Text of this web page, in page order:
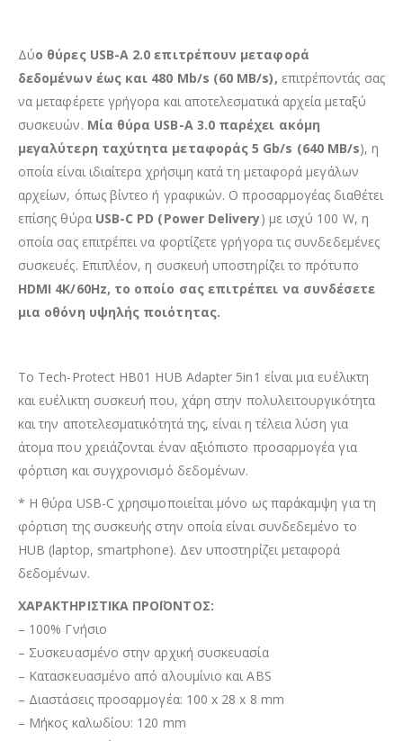
Δύο θύρες USB-A 2.0 επιτρέπουν μεταφορά
δεδομένων έως και 480 Mb/s (60 MB/s), επιτρέποντάς σας
να μεταφέρετε γρήγορα και αποτελεσματικά αρχεία μεταξύ
συσκευών. Μία θύρα USB-A 3.0 παρέχει ακόμη
μεγαλύτερη ταχύτητα μεταφοράς 5 Gb/s (640 MB/s), η
οποία είναι ιδιαίτερα χρήσιμη κατά τη μεταφορά μεγάλων
αρχείων, όπως βίντεο ή γραφικών. Ο προσαρμογέας διαθέτει
επίσης θύρα USB-C PD (Power Delivery) με ισχύ 100 W, η
οποία σας επιτρέπει να φορτίζετε γρήγορα τις συνδεδεμένες
συσκευές. Επιπλέον, η συσκευή υποστηρίζει το πρότυπο
HDMI 4K/60Hz, το οποίο σας επιτρέπει να συνδέσετε
μια οθόνη υψηλής ποιότητας.
Το Tech-Protect HB01 HUB Adapter 5in1 είναι μια ευέλικτη
και ευέλικτη συσκευή που, χάρη στην πολυλειτουργικότητα
και την αποτελεσματικότητά της, είναι η τέλεια λύση για
άτομα που χρειάζονται έναν αξιόπιστο προσαρμογέα για
φόρτιση και συγχρονισμό δεδομένων.
* Η θύρα USB-C χρησιμοποιείται μόνο ως παράκαμψη για τη
φόρτιση της συσκευής στην οποία είναι συνδεδεμένο το
HUB (laptop, smartphone). Δεν υποστηρίζει μεταφορά
δεδομένων.
ΧΑΡΑΚΤΗΡΙΣΤΙΚΑ ΠΡΟΪΟΝΤΟΣ:
– 100% Γνήσιο
– Συσκευασμένο στην αρχική συσκευασία
– Κατασκευασμένο από αλουμίνιο και ABS
– Διαστάσεις προσαρμογέα: 100 x 28 x 8 mm
– Μήκος καλωδίου: 120 mm